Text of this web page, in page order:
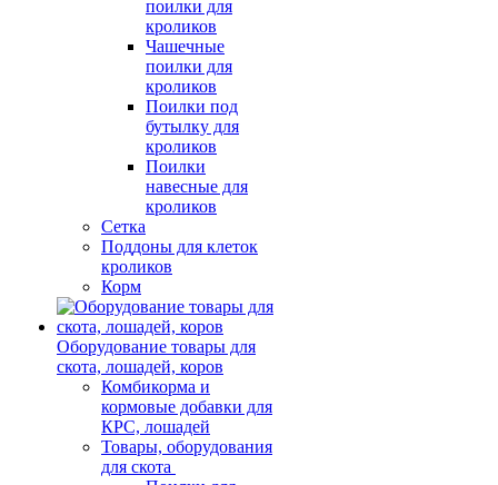
поилки для
кроликов
Чашечные
поилки для
кроликов
Поилки под
бутылку для
кроликов
Поилки
навесные для
кроликов
Сетка
Поддоны для клеток
кроликов
Корм
Оборудование товары для
скота, лошадей, коров
Комбикорма и
кормовые добавки для
КРС, лошадей
Товары, оборудования
для скота